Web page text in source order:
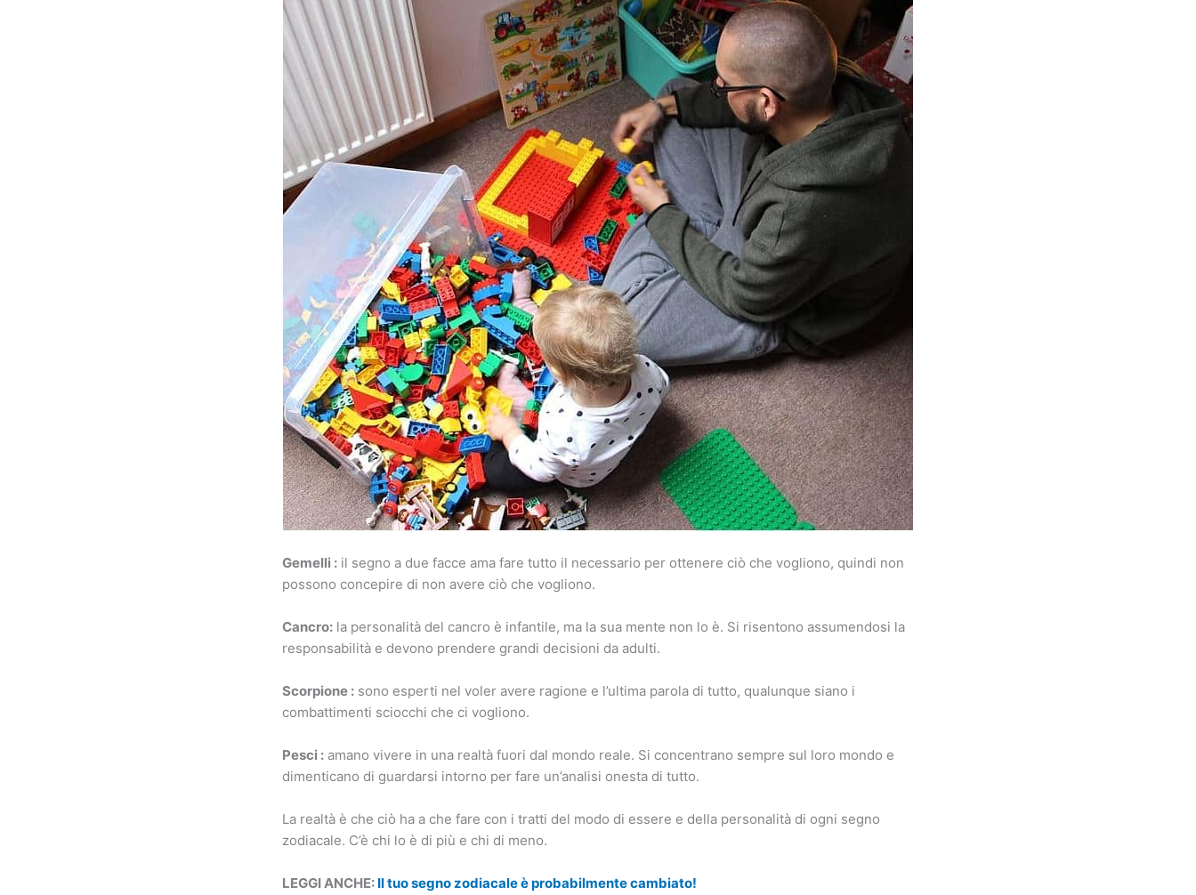
Gemelli : il segno a due facce ama fare tutto il necessario per ottenere ciò che vogliono, quindi non
possono concepire di non avere ciò che vogliono.
Cancro: la personalità del cancro è infantile, ma la sua mente non lo è. Si risentono assumendosi la
responsabilità e devono prendere grandi decisioni da adulti.
Scorpione : sono esperti nel voler avere ragione e l’ultima parola di tutto, qualunque siano i
combattimenti sciocchi che ci vogliono.
Pesci : amano vivere in una realtà fuori dal mondo reale. Si concentrano sempre sul loro mondo e
dimenticano di guardarsi intorno per fare un’analisi onesta di tutto.
La realtà è che ciò ha a che fare con i tratti del modo di essere e della personalità di ogni segno
zodiacale. C’è chi lo è di più e chi di meno.
LEGGI ANCHE: Il tuo segno zodiacale è probabilmente cambiato!